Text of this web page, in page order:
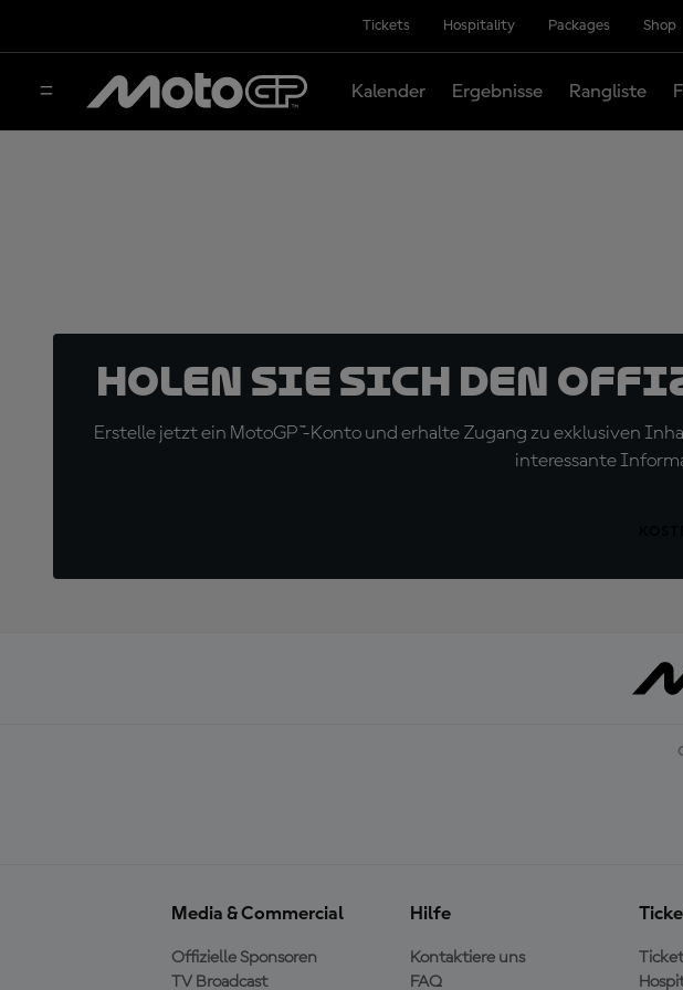
Tickets Hospitality Packages Shop
Kalender Ergebnisse Rangliste
Holen Sie sich den
Erstelle jetzt ein MotoGP™-Konto und erhalte Zugang zu exklusiven
interessante
Media & Commercial
Offizielle Sponsoren
TV Broadcast
Hilfe
Kontaktiere uns
FAQ